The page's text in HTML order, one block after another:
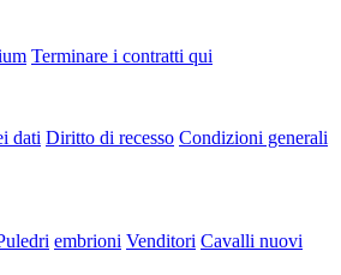
Terminare i contratti qui
dati Diritto di recesso Condizioni generali
embrioni Venditori Cavalli nuovi